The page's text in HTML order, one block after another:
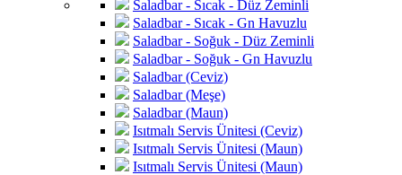
Saladbar - Sıcak - Düz Zeminli
Saladbar - Sıcak - Gn Havuzlu
Saladbar - Soğuk - Düz Zeminli
Saladbar - Soğuk - Gn Havuzlu
Saladbar (Ceviz)
Saladbar (Meşe)
Saladbar (Maun)
Isıtmalı Servis Ünitesi (Ceviz)
Isıtmalı Servis Ünitesi (Maun)
Isıtmalı Servis Ünitesi (Maun)